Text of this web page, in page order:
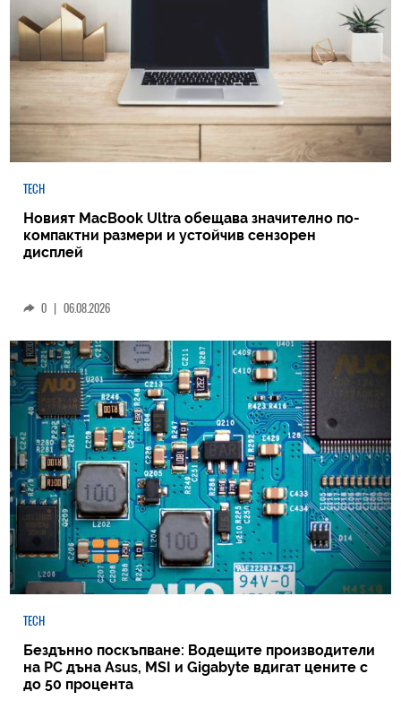
TECH
Новият MacBook Ultra обещава значително по-
компактни размери и устойчив сензорен
дисплей
0 | 06.08.2026
TECH
Бездънно поскъпване: Водещите производители
на РС дъна Asus, MSI и Gigabyte вдигат цените с
до 50 процента